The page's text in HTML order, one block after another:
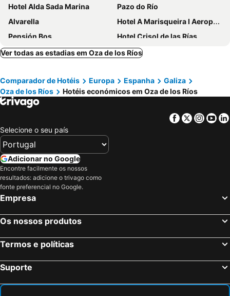
Hotel Alda Sada Marina
Pazo do Río
Alvarella
Hotel A Marisqueira I Aeropuerto A Coruña
Pensión Bos
Hotel Crisol de las Rías
B&B HOTEL A Coruña Aeropuerto
Hotel La Terraza
Motel Jardin
Hotel Canaima Bruma 1,5 k Camino
Hotel Luso-Porto de Leixoes
Hotel Villa de Betanzos
Hotel Garelos Betanzos
Hotel TERRANOVA
Pensión Angelita
La Palleira
Rueiro 17
Ver todas as estadias em Oza de los Ríos
Comparador de Hotéis Europa Espanha
Galiza
Oza de los Ríos
Hotéis económicos em Oza de los Ríos
Facebook
Twitter
Selecione o seu país
Adicionar no Google
Encontre facilmente os nossos
resultados: adicione o trivago como
fonte preferencial no Google.
Empresa
Os nossos produtos
Termos e políticas
Suporte